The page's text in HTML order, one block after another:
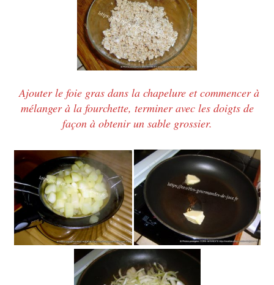
Ajouter le foie gras dans la chapelure et commencer à
mélanger à la fourchette, terminer avec les doigts de
façon à obtenir un sable grossier.